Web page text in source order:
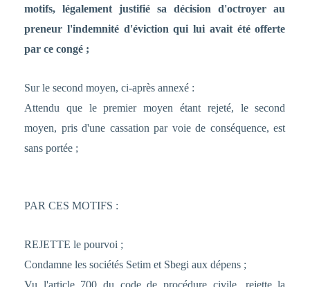
motifs, légalement justifié sa décision d'octroyer au
preneur l'indemnité d'éviction qui lui avait été offerte
par ce congé ;
Sur le second moyen, ci-après annexé :
Attendu que le premier moyen étant rejeté, le second
moyen, pris d'une cassation par voie de conséquence, est
sans portée ;
PAR CES MOTIFS :
REJETTE le pourvoi ;
Condamne les sociétés Setim et Sbegi aux dépens ;